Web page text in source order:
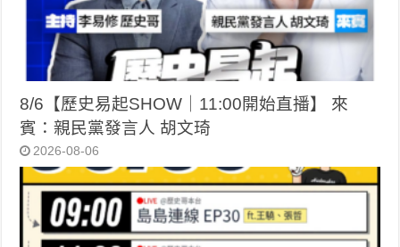
8/6【歷史易起SHOW｜11:00開始直播】 來
賓：親民黨發言人 胡文琦
2026-08-06